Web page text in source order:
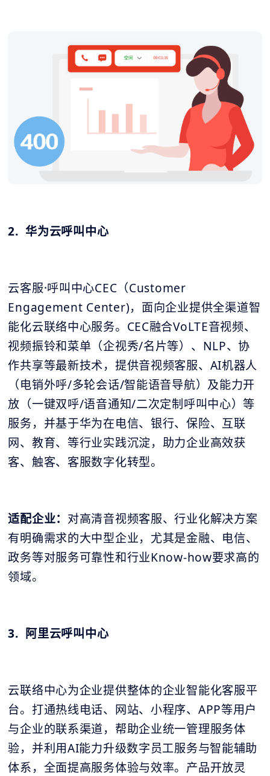
2. 华为云呼叫中心
云客服·呼叫中心CEC（Customer
Engagement Center)，面向企业提供全渠道智
能化云联络中心服务。CEC融合VoLTE音视频、
视频振铃和菜单（企视秀/名片等）、NLP、协
作共享等最新技术，提供音视频客服、AI机器人
（电销外呼/多轮会话/智能语音导航）及能力开
放（一键双呼/语音通知/二次定制呼叫中心）等
服务，并基于华为在电信、银行、保险、互联
网、教育、等行业实践沉淀，助力企业高效获
客、触客、客服数字化转型。
适配企业： 对高清音视频客服、行业化解决方案
有明确需求的大中型企业，尤其是金融、电信、
政务等对服务可靠性和行业Know-how要求高的
领域。
3. 阿里云呼叫中心
云联络中心为企业提供整体的企业智能化客服平
台。打通热线电话、网站、小程序、APP等用户
与企业的联系渠道，帮助企业统一管理服务体
验，并利用AI能力升级数字员工服务与智能辅助
体系，全面提高服务体验与效率。产品开放灵